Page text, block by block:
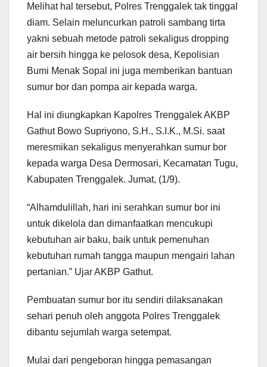
Melihat hal tersebut, Polres Trenggalek tak tinggal
diam. Selain meluncurkan patroli sambang tirta
yakni sebuah metode patroli sekaligus dropping
air bersih hingga ke pelosok desa, Kepolisian
Bumi Menak Sopal ini juga memberikan bantuan
sumur bor dan pompa air kepada warga.
Hal ini diungkapkan Kapolres Trenggalek AKBP
Gathut Bowo Supriyono, S.H., S.I.K., M.Si. saat
meresmikan sekaligus menyerahkan sumur bor
kepada warga Desa Dermosari, Kecamatan Tugu,
Kabupaten Trenggalek. Jumat, (1/9).
“Alhamdulillah, hari ini serahkan sumur bor ini
untuk dikelola dan dimanfaatkan mencukupi
kebutuhan air baku, baik untuk pemenuhan
kebutuhan rumah tangga maupun mengairi lahan
pertanian.” Ujar AKBP Gathut.
Pembuatan sumur bor itu sendiri dilaksanakan
sehari penuh oleh anggota Polres Trenggalek
dibantu sejumlah warga setempat.
Mulai dari pengeboran hingga pemasangan